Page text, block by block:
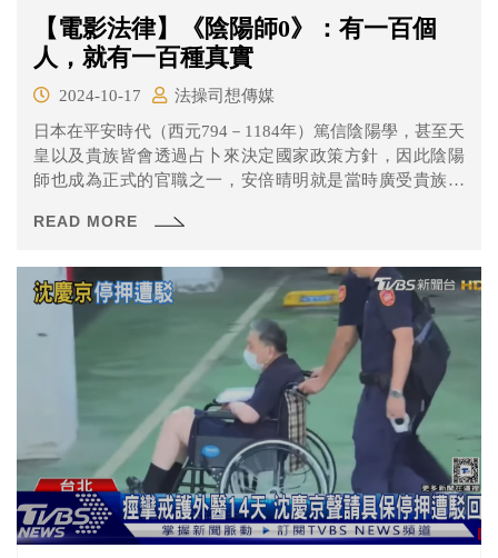
【電影法律】《陰陽師0》：有一百個
人，就有一百種真實
2024-10-17
法操司想傳媒
日本在平安時代（西元794－1184年）篤信陰陽學，甚至天
皇以及貴族皆會透過占卜來決定國家政策方針，因此陰陽
師也成為正式的官職之一，安倍晴明就是當時廣受貴族們
READ MORE